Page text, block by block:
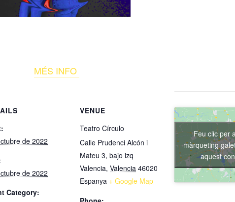
MÉS INFO
de 2022
de 2022
Category:
VENUE
Teatro Círculo
Calle Prudenci Alcón i
Mateu 3, bajo izq
Valencia, Valencia 46020
Espanya + Google Map
Feu clic per
màrqueting
aquest